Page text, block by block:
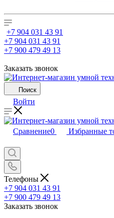
+7 904 031 43 91
+7 904 031 43 91
+7 900 479 49 13
Заказать звонок
Поиск
Войти
Сравнение0 Избранные
Телефоны
+7 904 031 43 91
+7 900 479 49 13
Заказать звонок